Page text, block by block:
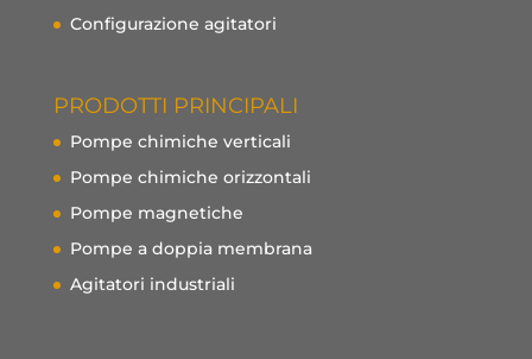
Configurazione agitatori
PRODOTTI PRINCIPALI
Pompe chimiche verticali
Pompe chimiche orizzontali
Pompe magnetiche
Pompe a doppia membrana
Agitatori industriali